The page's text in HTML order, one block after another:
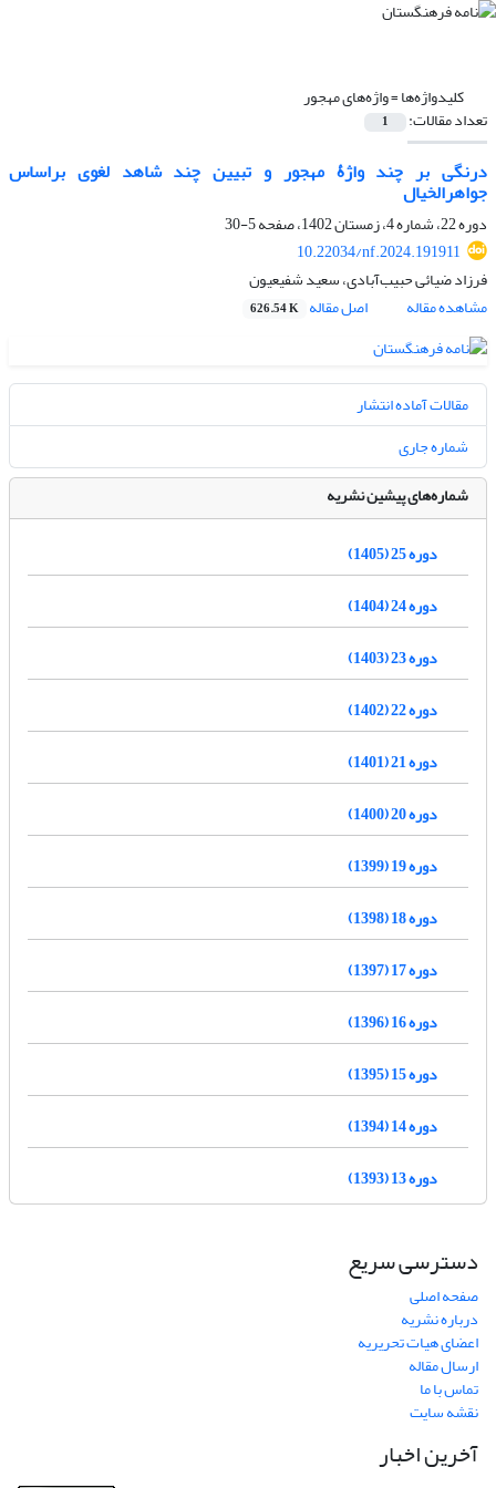
کلیدواژه‌ها =واژه‌های مهجور
تعداد مقالات: 1
درنگی بر چند واژۀ مهجور و تبیین چند شاهد لغوی براساس
جواهرالخیال
دوره 22، شماره 4، زمستان 1402، صفحه
5-30
10.22034/nf.2024.191911
فرزاد ضیائی حبیب‌آبادی، سعید شفیعیون
مشاهده مقاله
اصل مقاله 626.54 K
مقالات آماده انتشار
شماره جاری
شماره‌های پیشین نشریه
دوره 25 (1405)
دوره 24 (1404)
دوره 23 (1403)
دوره 22 (1402)
دوره 21 (1401)
دوره 20 (1400)
دوره 19 (1399)
دوره 18 (1398)
دوره 17 (1397)
دوره 16 (1396)
دوره 15 (1395)
دوره 14 (1394)
دوره 13 (1393)
دسترسی سریع
صفحه اصلی
درباره نشریه
اعضای هیات تحریریه
ارسال مقاله
تماس با ما
نقشه سایت
آخرین اخبار